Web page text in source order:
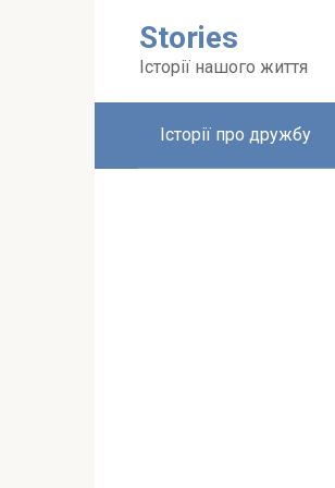
Stories
Історії нашого життя
Історії про дружбу